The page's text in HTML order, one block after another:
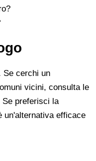
Se cerchi un
vicini, consulta le
Se preferisci la
un'alternativa efficace